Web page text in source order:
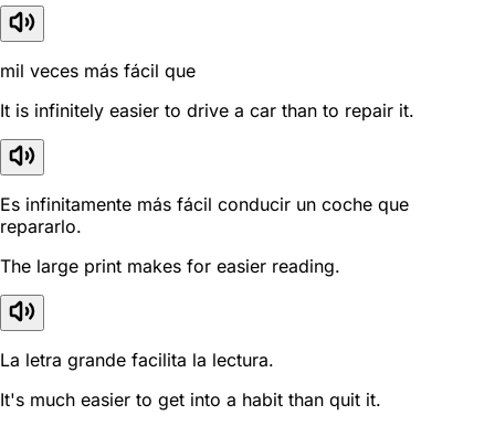
mil veces más fácil que
It is infinitely easier to drive a car than to repair it.
Es infinitamente más fácil conducir un coche que
repararlo.
The large print makes for easier reading.
La letra grande facilita la lectura.
It's much easier to get into a habit than quit it.